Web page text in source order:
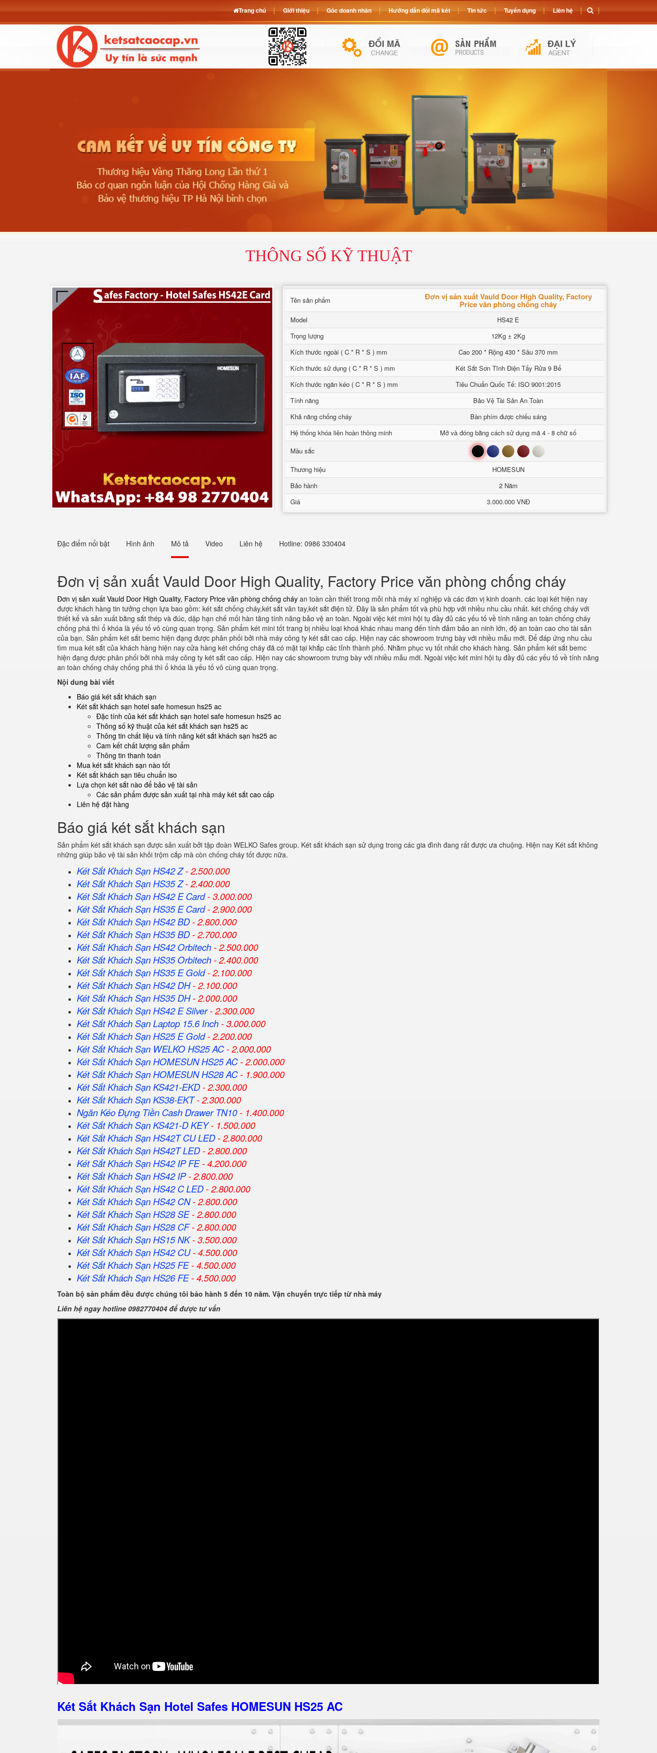
THÔNG SỐ KỸ THUẬT
Tên sản phẩm Đơn vị sản xuất Vauld Door High Quality, Factory
Price văn phòng chống cháy
Model
HS42 E
Trọng lượng
12Kg ± 2Kg
Kích thước ngoài ( C * R * S ) mm
Cao 200 * Rộng 430 * Sâu 370 mm
Kích thước sử dụng ( C * R * S ) mm
Két Sắt Sơn Tĩnh Điện Tẩy Rửa 9 Bể
Kích thước ngăn kéo ( C * R * S ) mm
Tiêu Chuẩn Quốc Tế: ISO 9001:2015
Tính năng
Bảo Vệ Tài Sản An Toàn
Khả năng chống cháy
Bàn phím được chiếu sáng
Hệ thống khóa liên hoàn thông minh
Mở và đóng bằng cách sử dụng mã 4 - 8 chữ số
Mầu sắc
Đen Xanh Nâu Đỏ Trắng
Thương hiệu
HOMESUN
Bảo hành
2 Năm
Giá
3.000.000 VNĐ
Đặc điểm nổi bật Hình ảnh Mô tả Video Liên hệ Hotline: 0986 330404
Đơn vị sản xuất Vauld Door High Quality, Factory Price văn phòng chống cháy
Đơn vị sản xuất Vauld Door High Quality, Factory Price văn phòng chống cháy an toàn cần thiết trong mỗi nhà máy xí nghiệp và các đơn vị kinh doanh. các loại két hiện nay
được khách hàng tin tưởng chọn lựa bao gồm: két sắt chống cháy,két sắt vân tay,két sắt điện tử. Đây là sản phẩm tốt và phù hợp với nhiều nhu cầu nhất. két chống cháy với
thiết kế và sản xuất bằng sắt thép và đúc, dập hạn chế mối hàn tăng tính năng bảo vệ an toàn. Ngoài việc két mini hội tụ đầy đủ các yếu tố về tính năng an toàn chống cháy
chống phá thì ổ khóa là yếu tố vô cùng quan trọng. Sản phẩm két mini tốt trang bị nhiều loại khoá khác nhau mang đến tính đảm bảo an ninh lớn, độ an toàn cao cho tài sản
của bạn. Sản phẩm két sắt bemc hiện đạng được phân phối bởi nhà máy công ty két sắt cao cấp. Hiện nay các showroom trưng bày với nhiều mẫu mới. Để đáp ứng nhu cầu
tìm mua két sắt của khách hàng hiện nay cửa hàng két chống cháy đã có mặt tại khắp các tỉnh thành phố. Nhằm phục vụ tốt nhất cho khách hàng. Sản phẩm két sắt bemc
hiện đạng được phân phối bởi nhà máy công ty két sắt cao cấp. Hiện nay các showroom trưng bày với nhiều mẫu mới. Ngoài việc két mini hội tụ đầy đủ các yếu tố về tính năng
an toàn chống cháy chống phá thì ổ khóa là yếu tố vô cùng quan trọng.
Nội dung bài viết
Báo giá két sắt khách sạn
Két sắt khách sạn hotel safe homesun hs25 ac
Đặc tính của két sắt khách sạn hotel safe homesun hs25 ac
Thông số kỹ thuật của két sắt khách sạn hs25 ac
Thông tin chất liệu và tính năng két sắt khách sạn hs25 ac
Cam kết chất lượng sản phẩm
Thông tin thanh toán
Mua két sắt khách sạn nào tốt
Két sắt khách sạn tiêu chuẩn iso
Lựa chọn két sắt nào để bảo vệ tài sản
Các sản phẩm được sản xuất tại nhà máy két sắt cao cấp
Liên hệ đặt hàng
Báo giá két sắt khách sạn
Sản phẩm két sắt khách sạn được sản xuất bởi tập đoàn WELKO Safes group. Két sắt khách sạn sử dụng trong các gia đình đang rất được ưa chuộng. Hiện nay Két sắt không
những giúp bảo vệ tài sản khỏi trộm cắp mà còn chống cháy tốt được nữa.
Két Sắt Khách Sạn HS42 Z- 2.500.000
Két Sắt Khách Sạn HS35 Z- 2.400.000
Két Sắt Khách Sạn HS42 E Card- 3.000.000
Két Sắt Khách Sạn HS35 E Card- 2.900.000
Két Sắt Khách Sạn HS42 BD- 2.800.000
Két Sắt Khách Sạn HS35 BD- 2.700.000
Két Sắt Khách Sạn HS42 Orbitech - 2.500.000
Két Sắt Khách Sạn HS35 Orbitech - 2.400.000
Két Sắt Khách Sạn HS35 E Gold- 2.100.000
Két Sắt Khách Sạn HS42 DH- 2.100.000
Két Sắt Khách Sạn HS35 DH- 2.000.000
Két Sắt Khách Sạn HS42 E Silver- 2.300.000
Két Sắt Khách Sạn Laptop 15.6 Inch - 3.000.000
Két Sắt Khách Sạn HS25 E Gold- 2.200.000
Két Sắt Khách Sạn WELKO HS25 AC- 2.000.000
Két Sắt Khách Sạn HOMESUN HS25 AC- 2.000.000
Két Sắt Khách Sạn HOMESUN HS28 AC- 1.900.000
Két Sắt Khách Sạn KS421-EKD- 2.300.000
Két Sắt Khách Sạn KS38-EKT- 2.300.000
Ngăn Kéo Đựng Tiền Cash Drawer TN10- 1.400.000
Két Sắt Khách Sạn KS421-D KEY- 1.500.000
Két Sắt Khách Sạn HS42T CU LED- 2.800.000
Két Sắt Khách Sạn HS42T LED- 2.800.000
Két Sắt Khách Sạn HS42 IP FE- 4.200.000
Két Sắt Khách Sạn HS42 IP- 2.800.000
Két Sắt Khách Sạn HS42 C LED- 2.800.000
Két Sắt Khách Sạn HS42 CN- 2.800.000
Két Sắt Khách Sạn HS28 SE- 2.800.000
Két Sắt Khách Sạn HS28 CF- 2.800.000
Két Sắt Khách Sạn HS15 NK- 3.500.000
Két Sắt Khách Sạn HS42 CU- 4.500.000
Két Sắt Khách Sạn HS25 FE- 4.500.000
Két Sắt Khách Sạn HS26 FE- 4.500.000
Toàn bộ sản phẩm đều được chúng tôi bảo hành 5 đến 10 năm. Vận chuyển trực tiếp từ nhà máy
Liên hệ ngay hotline 0982770404 để được tư vấn
Két Sắt Khách Sạn Hotel Safes HOMESUN HS25 AC
Trang chủ Giới thiệu Góc doanh nhân Hướng dẫn đổi mã két Tin tức Tuyển dụng Liên hệ